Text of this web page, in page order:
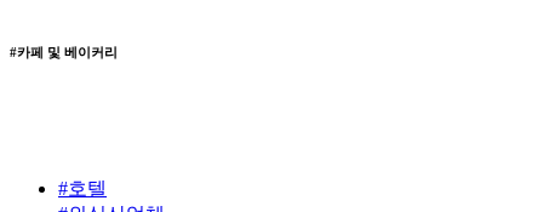
#카페 및 베이커리
#호텔